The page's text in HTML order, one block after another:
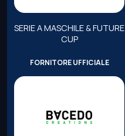
SERIE A MASCHILE & FUTURE
CUP
FORNITORE UFFICIALE